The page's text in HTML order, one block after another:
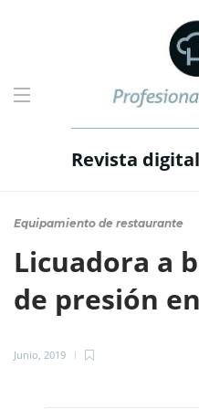
Revista
Equipamiento de restaurante
Licuadora a
de presión
Junio, 2019